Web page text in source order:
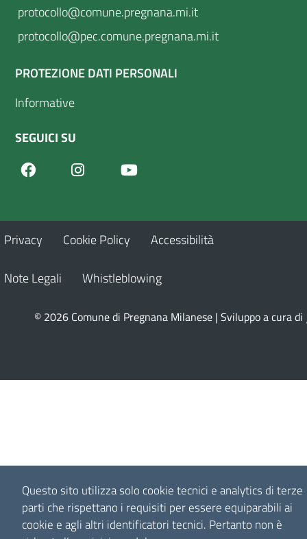
Questo sito utilizza solo cookie tecnici e analytics di terze
parti che rispettano i requisiti per essere equiparabili ai
cookie e agli altri identificatori tecnici. Pertanto non è
protocollo@comune.pregnana.mi.it
protocollo@pec.comune.pregnana.mi.it
PROTEZIONE DATI PERSONALI
Informative
SEGUICI SU
FacebookInstagram
Privacy Cookie Policy Accessibilità
Note Legali Whistleblowing
© 2026 Comune di Pregnana Milanese | Sviluppo a cura di